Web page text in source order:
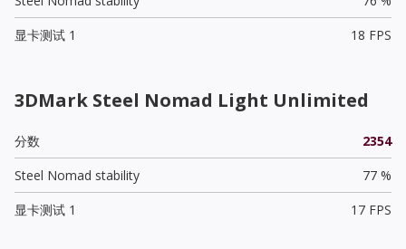
显卡测试 1
18 FPS
3DMark Steel Nomad Light Unlimited
分数
2354
Steel Nomad stability
77 %
显卡测试 1
17 FPS